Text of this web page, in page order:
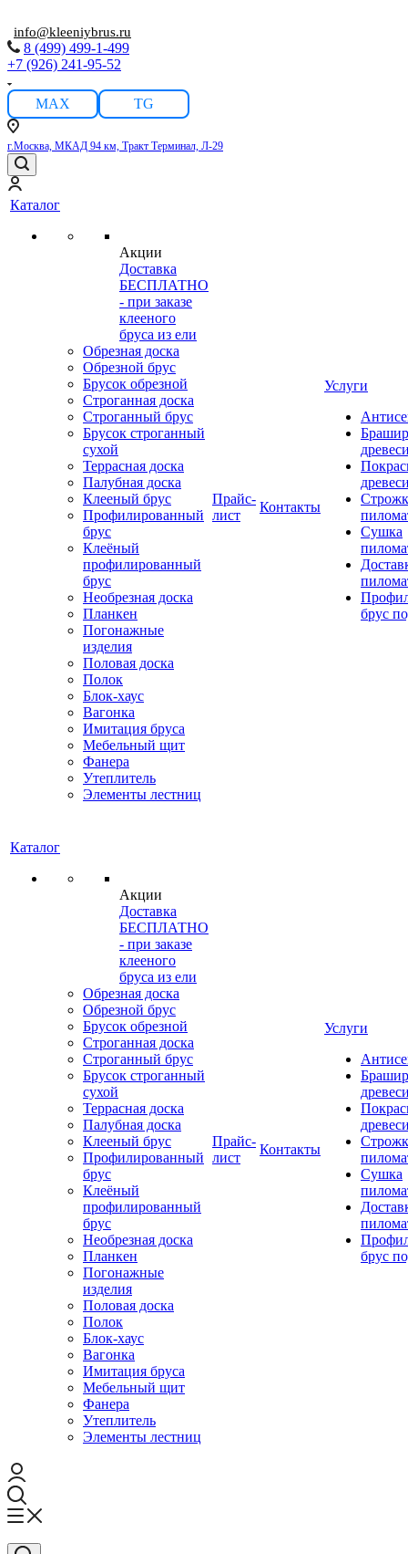
info@kleeniybrus.ru
8 (499) 499-1-499
+7 (926) 241-95-52
MAX TG
г.Москва, МКАД 94 км, Тракт Терминал, Л-29
Каталог
Акции
Доставка
БЕСПЛАТНО
- при заказе
клееного
бруса из ели
Обрезная доска
Обрезной брус
Брусок обрезной
Строганная доска
Строганный брус
Брусок строганный
сухой
Террасная доска
Палубная доска
Клееный брус
Профилированный
брус
Клеёный
профилированный
брус
Необрезная доска
Планкен
Погонажные
изделия
Половая доска
Полок
Блок-хаус
Вагонка
Имитация бруса
Мебельный щит
Фанера
Утеплитель
Элементы лестниц
Прайс-
лист
Контакты
Услуги
Сушка
брус
Каталог
Акции
Доставка
БЕСПЛАТНО
- при заказе
клееного
бруса из ели
Обрезная доска
Обрезной брус
Брусок обрезной
Строганная доска
Строганный брус
Брусок строганный
сухой
Террасная доска
Палубная доска
Клееный брус
Профилированный
брус
Клеёный
профилированный
брус
Необрезная доска
Планкен
Погонажные
изделия
Половая доска
Полок
Блок-хаус
Вагонка
Имитация бруса
Мебельный щит
Фанера
Утеплитель
Элементы лестниц
Прайс-
лист
Контакты
Услуги
Сушка
брус